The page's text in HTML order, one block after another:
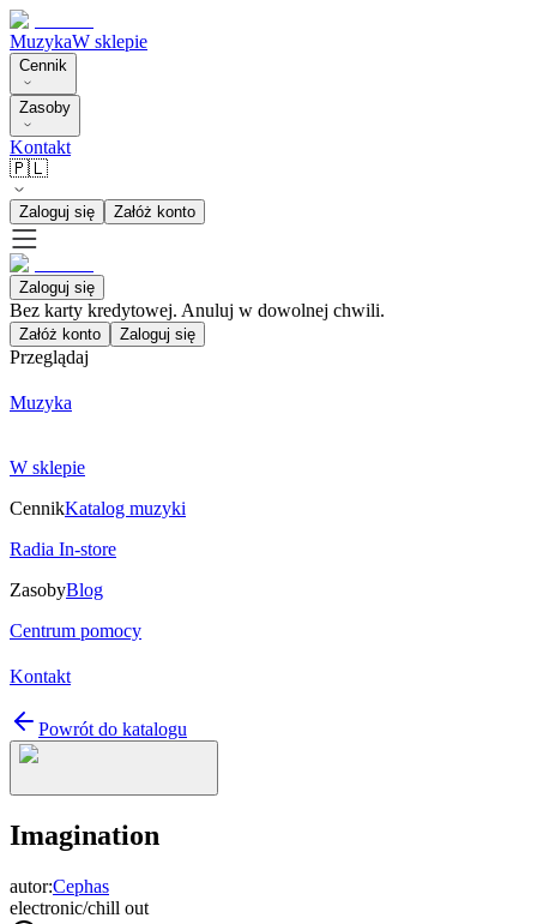
MuzykaW sklepie
Cennik
Zasoby
Kontakt
🇵🇱
Zaloguj się Załóż konto
Zaloguj się
Bez karty kredytowej. Anuluj w dowolnej chwili.
Załóż konto Zaloguj się
Przeglądaj
Muzyka
W sklepie
CennikKatalog muzyki
Radia In-store
ZasobyBlog
Centrum pomocy
Kontakt
Powrót do katalogu
Imagination
autor:Cephas
electronic/chill out